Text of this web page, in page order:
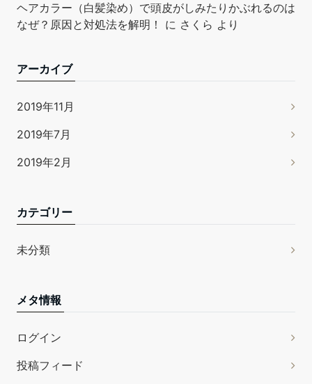
ヘアカラー（白髪染め）で頭皮がしみたりかぶれるのは
なぜ？原因と対処法を解明！
に さくら より
アーカイブ
2019年11月
2019年7月
2019年2月
カテゴリー
未分類
メタ情報
ログイン
投稿フィード